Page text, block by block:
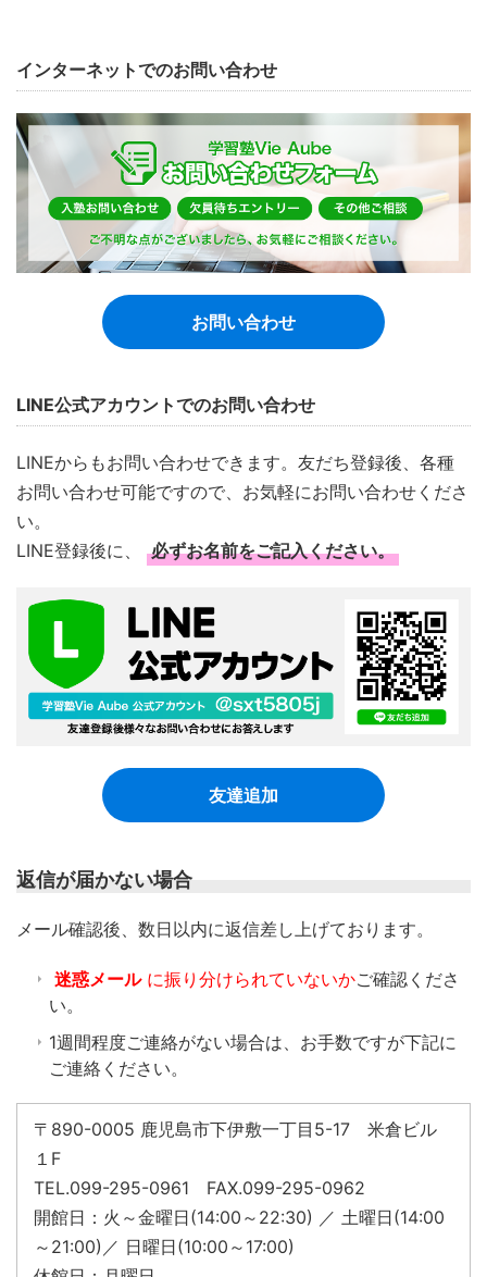
インターネットでのお問い合わせ
お問い合わせ
LINE公式アカウントでのお問い合わせ
LINEからもお問い合わせできます。友だち登録後、各種
お問い合わせ可能ですので、お気軽にお問い合わせくださ
い。
LINE登録後に、
必ずお名前をご記入ください。
友達追加
返信が届かない場合
​メール確認後、数日以内に返信差し上げております。
迷惑メール に振り分けられていないかご確認くださ
い。
1週間程度ご連絡がない場合は、お手数ですが下記に
ご連絡ください。
〒890-0005 鹿児島市下伊敷一丁目5-17 米倉ビル
１F
TEL.099-295-0961 FAX.099-295-0962
開館日：火～金曜日(14:00～22:30) ／ 土曜日(14:00
～21:00)／ 日曜日(10:00～17:00)